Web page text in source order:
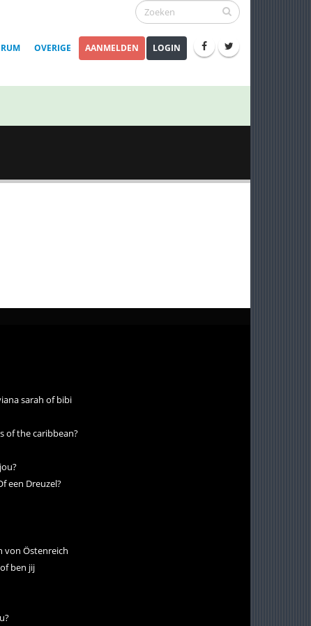
OVERIGE AANMELDEN LOGIN
sarah of bibi
of the caribbean?
een Dreuzel?
von Östenreich
ben jij